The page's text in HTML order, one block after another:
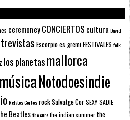
ceremoneyCONCIERTOS cultura David
Escorpioes gremiFESTIVALES folk
los planetasmallorca
músicaNotodoesindie
Relatos CortosrockSalvatge CorSEXY SADIE
Beatlesthe curethe indian summerthe